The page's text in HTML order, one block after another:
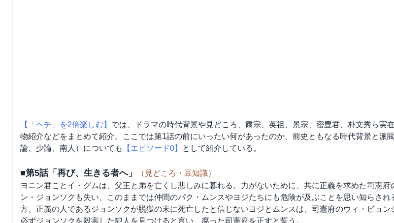
【「ヘチ」を2倍楽しむ】 では、ドラマの時代背景や見どころ、粛宗、英祖、景宗、密豊君、朴文秀ら実
物紹介などをまとめて紹介。ここでは第1話の前にいったい何があったのか、前史ともなる時代背景と派
論、少論、南人）についても
【エピソード0】 として紹介している。
■第5話「再び、生きる者へ」
（見どころ・豆知識）
ヨニン君ことイ・グムは、父王と弟を亡くし悲しみに暮れる。力がないために、共に正義を求めた司憲府
ン・ジョンソクも失い、このままでは仲間のパク・ムンスやヨジたちにも危険が及ぶことを思い知らされ
方、正義の人であるジョンソクが脱獄の末に死亡したと信じないヨジとムンスは、司憲府のウィ・ビョン
必ずジョンソクを殺害した犯人を見つけると言い、腐った司憲府を正すと誓う。